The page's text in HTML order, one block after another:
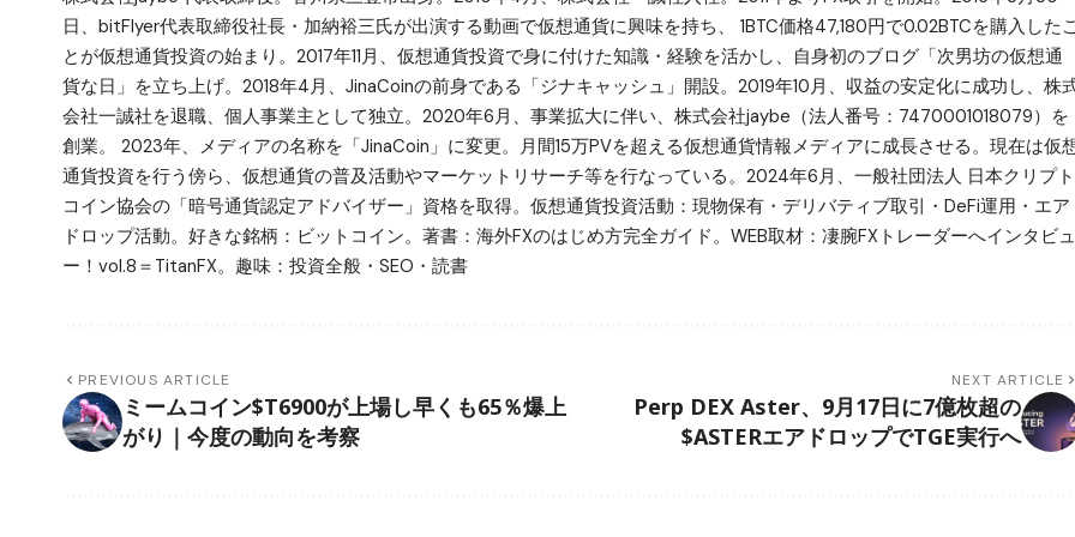
日、bitFlyer代表取締役社長・加納裕三氏が出演する動画で仮想通貨に興味を持ち、 1BTC価格47,180円で0.02BTCを購入したこ
とが仮想通貨投資の始まり。2017年11月、仮想通貨投資で身に付けた知識・経験を活かし、自身初のブログ「次男坊の仮想通
貨な日」を立ち上げ。2018年4月、JinaCoinの前身である「ジナキャッシュ」開設。2019年10月、収益の安定化に成功し、株
会社一誠社を退職、個人事業主として独立。2020年6月、事業拡大に伴い、株式会社jaybe（法人番号：7470001018079）を
創業。 2023年、メディアの名称を「JinaCoin」に変更。月間15万PVを超える仮想通貨情報メディアに成長させる。現在は仮
通貨投資を行う傍ら、仮想通貨の普及活動やマーケットリサーチ等を行なっている。2024年6月、一般社団法人 日本クリプト
コイン協会の「暗号通貨認定アドバイザー」資格を取得。仮想通貨投資活動：現物保有・デリバティブ取引・DeFi運用・エア
ドロップ活動。好きな銘柄：ビットコイン。著書：海外FXのはじめ方完全ガイド。WEB取材：凄腕FXトレーダーへインタビュ
ー！vol.8＝TitanFX。趣味：投資全般・SEO・読書
PREVIOUS ARTICLE
ミームコイン$T6900が上場し早くも65％爆上
がり｜今度の動向を考察
NEXT ARTICLE
Perp DEX Aster、9月17日に7億枚超の
$ASTERエアドロップでTGE実行へ